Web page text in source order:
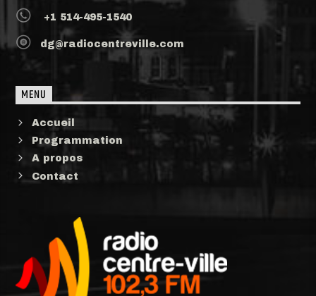
+1 514-495-1540
dg@radiocentreville.com
MENU
Accueil
Programmation
A propos
Contact